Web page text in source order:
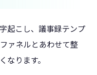
起こし、議事録テンプ
ァネルとあわせて整
なります。